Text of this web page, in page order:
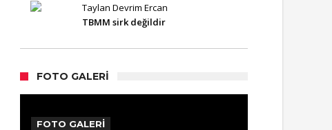
Taylan Devrim Ercan
TBMM sirk değildir
FOTO GALERI
FOTO GALERİ